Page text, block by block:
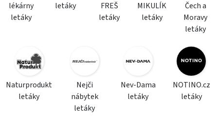
lékárny
letáky
letáky
FREŠ
letáky
MIKULÍK
letáky
Čech a
Moravy
letáky
Naturprodukt
letáky
Nejči
nábytek
letáky
Nev-Dama
letáky
NOTINO.cz
letáky